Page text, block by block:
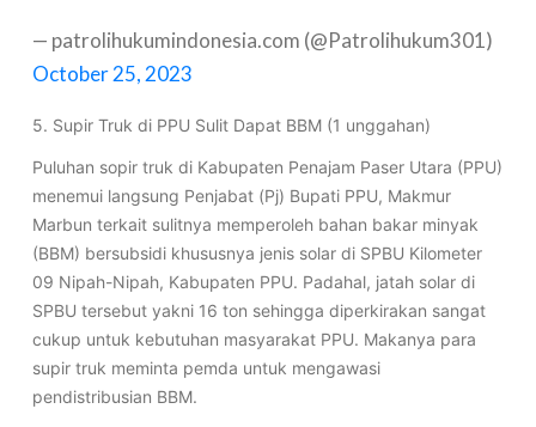
— patrolihukumindonesia.com (@Patrolihukum301)
October 25, 2023
5. Supir Truk di PPU Sulit Dapat BBM (1 unggahan)
Puluhan sopir truk di Kabupaten Penajam Paser Utara (PPU)
menemui langsung Penjabat (Pj) Bupati PPU, Makmur
Marbun terkait sulitnya memperoleh bahan bakar minyak
(BBM) bersubsidi khususnya jenis solar di SPBU Kilometer
09 Nipah-Nipah, Kabupaten PPU. Padahal, jatah solar di
SPBU tersebut yakni 16 ton sehingga diperkirakan sangat
cukup untuk kebutuhan masyarakat PPU. Makanya para
supir truk meminta pemda untuk mengawasi
pendistribusian BBM.